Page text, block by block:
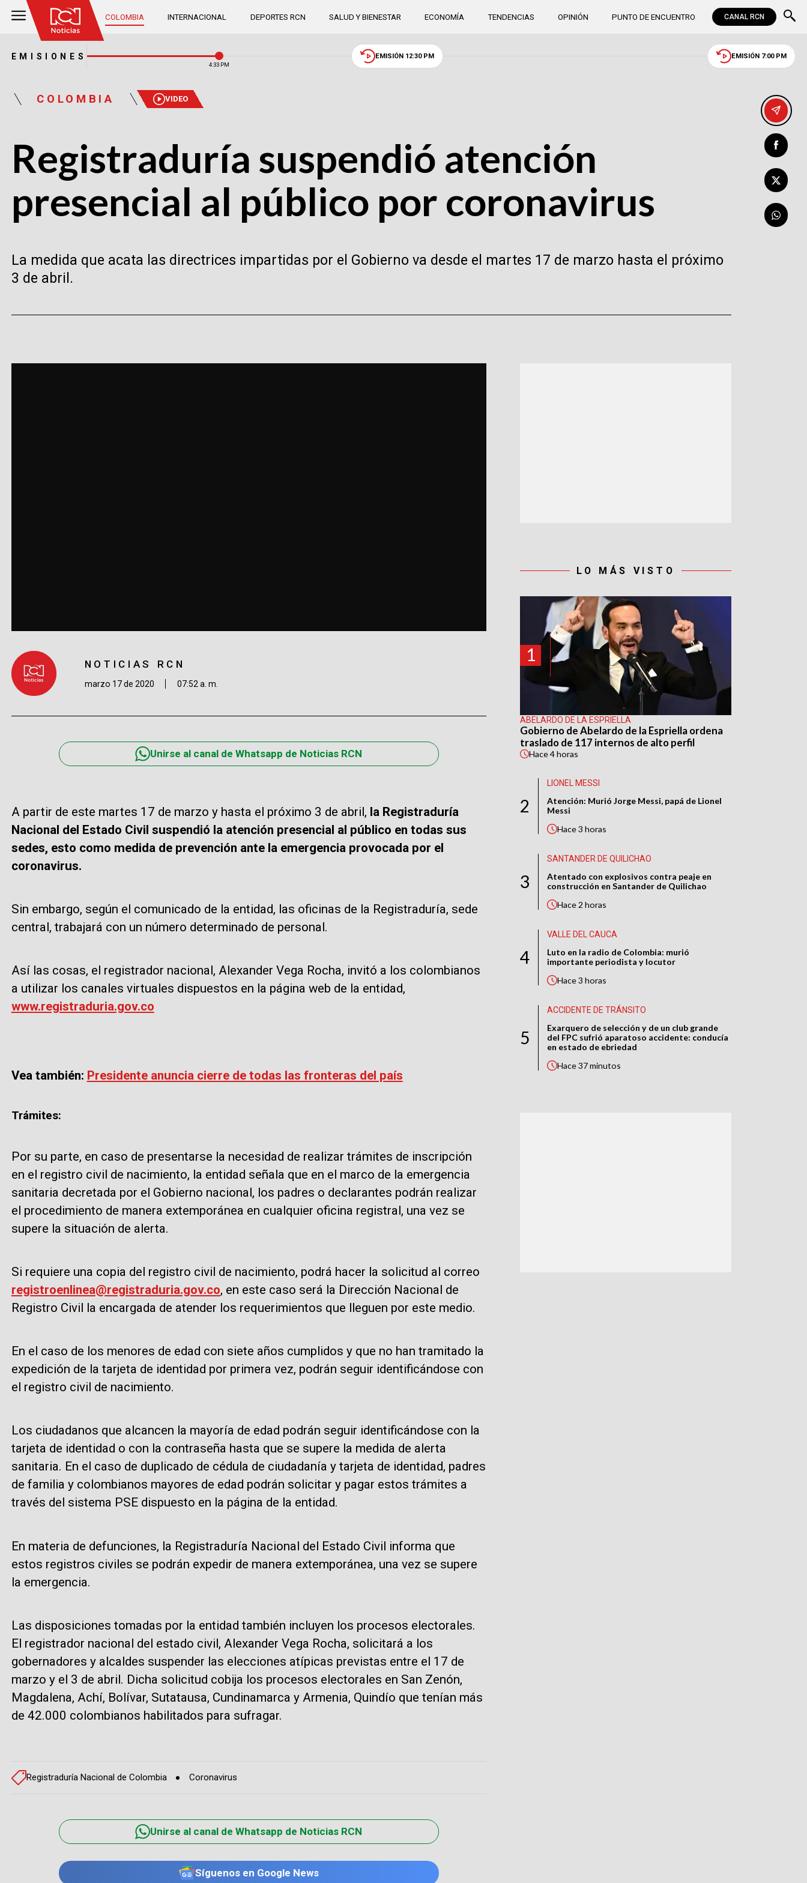
COLOMBIA INTERNACIONAL DEPORTES RCN SALUD Y BIENESTAR ECONOMÍA TENDENCIAS OPINIÓN PUNTO DE ENCUENTRO CANAL RCN
EMISIONES
4:33 PM
EMISIÓN 12:30 PM EMISIÓN 7:00 PM
COLOMBIA VIDEO
Registraduría suspendió atención
presencial al público por coronavirus
La medida que acata las directrices impartidas por el Gobierno va desde el martes 17 de marzo hasta el próximo
3 de abril.
NOTICIAS RCN
marzo 17 de 2020 07:52 a. m.
Unirse al canal de Whatsapp de Noticias RCN
A partir de este martes 17 de marzo y hasta el próximo 3 de abril, la Registraduría
Nacional del Estado Civil suspendió la atención presencial al público en todas sus
sedes, esto como medida de prevención ante la emergencia provocada por el
coronavirus.
Sin embargo, según el comunicado de la entidad, las oficinas de la Registraduría, sede
central, trabajará con un número determinado de personal.
Así las cosas, el registrador nacional, Alexander Vega Rocha, invitó a los colombianos
a utilizar los canales virtuales dispuestos en la página web de la entidad,
www.registraduria.gov.co
Vea también: Presidente anuncia cierre de todas las fronteras del país
Trámites:
Por su parte, en caso de presentarse la necesidad de realizar trámites de inscripción
en el registro civil de nacimiento, la entidad señala que en el marco de la emergencia
sanitaria decretada por el Gobierno nacional, los padres o declarantes podrán realizar
el procedimiento de manera extemporánea en cualquier oficina registral, una vez se
supere la situación de alerta.
Si requiere una copia del registro civil de nacimiento, podrá hacer la solicitud al correo
registroenlinea@registraduria.gov.co, en este caso será la Dirección Nacional de
Registro Civil la encargada de atender los requerimientos que lleguen por este medio.
En el caso de los menores de edad con siete años cumplidos y que no han tramitado la
expedición de la tarjeta de identidad por primera vez, podrán seguir identificándose con
el registro civil de nacimiento.
Los ciudadanos que alcancen la mayoría de edad podrán seguir identificándose con la
tarjeta de identidad o con la contraseña hasta que se supere la medida de alerta
sanitaria. En el caso de duplicado de cédula de ciudadanía y tarjeta de identidad, padres
de familia y colombianos mayores de edad podrán solicitar y pagar estos trámites a
través del sistema PSE dispuesto en la página de la entidad.
En materia de defunciones, la Registraduría Nacional del Estado Civil informa que
estos registros civiles se podrán expedir de manera extemporánea, una vez se supere
la emergencia.
Las disposiciones tomadas por la entidad también incluyen los procesos electorales.
El registrador nacional del estado civil, Alexander Vega Rocha, solicitará a los
gobernadores y alcaldes suspender las elecciones atípicas previstas entre el 17 de
marzo y el 3 de abril. Dicha solicitud cobija los procesos electorales en San Zenón,
Magdalena, Achí, Bolívar, Sutatausa, Cundinamarca y Armenia, Quindío que tenían más
de 42.000 colombianos habilitados para sufragar.
Registraduría Nacional de Colombia Coronavirus
Unirse al canal de Whatsapp de Noticias RCN
Síguenos en Google News
LO MÁS VISTO
1
ABELARDO DE LA ESPRIELLA
Gobierno de Abelardo de la Espriella ordena
traslado de 117 internos de alto perfil
Hace4 horas
2
LIONEL MESSI
Atención: Murió Jorge Messi, papá de Lionel
Messi
Hace3 horas
3
SANTANDER DE QUILICHAO
Atentado con explosivos contra peaje en
construcción en Santander de Quilichao
Hace2 horas
4
VALLE DEL CAUCA
Luto en la radio de Colombia: murió
importante periodista y locutor
Hace3 horas
5
ACCIDENTE DE TRÁNSITO
Exarquero de selección y de un club grande
del FPC sufrió aparatoso accidente: conducía
en estado de ebriedad
Hace37 minutos